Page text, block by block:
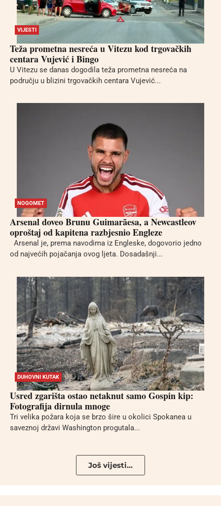
VIJESTI
Teža prometna nesreća u Vitezu kod trgovačkih
centara Vujević i Bingo
U Vitezu se danas dogodila teža prometna nesreća na
području u blizini trgovačkih centara Vujević...
NOGOMET
Arsenal doveo Brunu Guimarãesa, a Newcastleov
oproštaj od kapitena razbjesnio Engleze
Arsenal je, prema navodima iz Engleske, dogovorio jedno
od najvećih pojačanja ovog ljeta. Dosadašnji...
DUHOVNI KUTAK
Usred zgarišta ostao netaknut samo Gospin kip:
Fotografija dirnula mnoge
Tri velika požara koja se brzo šire u okolici Spokanea u
saveznoj državi Washington progutala...
Još vijesti...